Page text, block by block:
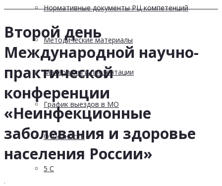
Нормативные документы РЦ компетенций
Методические материалы
Материалы и презентации
График выездов в МО
Отчетность
5 С
Второй день
Международной научно-
практической
конференции
«Неинфекционные
заболевания и здоровье
населения России»
.